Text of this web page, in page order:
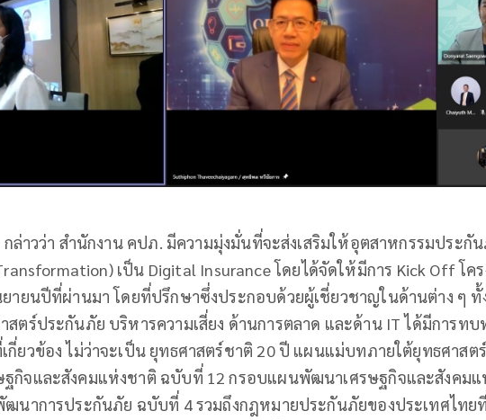
กล่าวว่า สำนักงาน คปภ. มีความมุ่งมั่นที่จะส่งเสริมให้อุตสาหกรรมประกั
เป็น Digital Insurance โดยได้จัดให้มีการ Kick Off โค
ยายนปีที่ผ่านมา โดยที่ปรึกษาซึ่งประกอบด้วยผู้เชี่ยวชาญในด้านต่าง ๆ ทั้
ตร์ประกันภัย บริหารความเสี่ยง ด้านการตลาด และด้าน IT ได้มีการทบ
ยวข้อง ไม่ว่าจะเป็น ยุทธศาสตร์ชาติ 20 ปี แผนแม่บทภายใต้ยุทธศาสต
กิจและสังคมแห่งชาติ ฉบับที่ 12 กรอบแผนพัฒนาเศรษฐกิจและสังคมแ
นาการประกันภัย ฉบับที่ 4 รวมถึงกฎหมายประกันภัยของประเทศไทยที่